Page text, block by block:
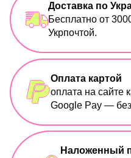
Доставка по
Бесплатно от
Укрпочтой.
Оплата картой
оплата на сайте
Google Pay —
Наложенный